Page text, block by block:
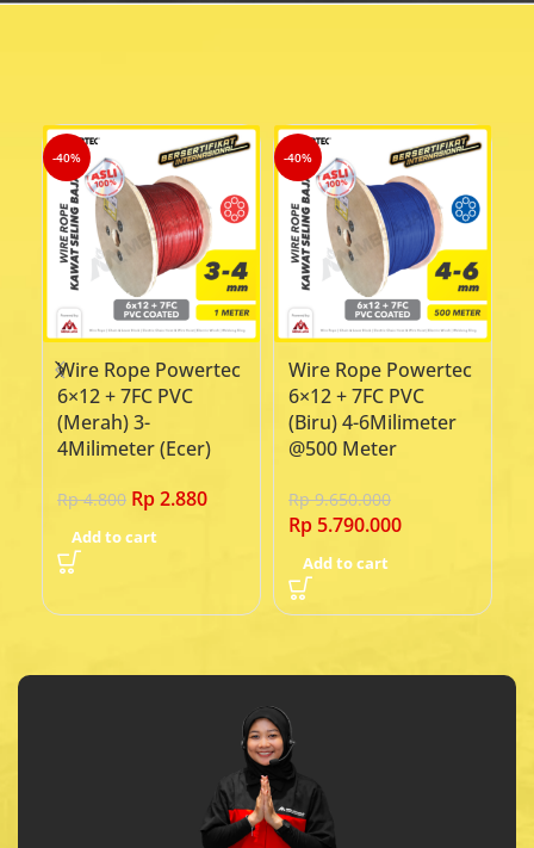
-40%
Wire Rope Powertec
6×12 + 7FC PVC
(Merah) 3-
4Milimeter (Ecer)
Rp4.800 Rp2.880
Add to cart
-40%
Wire Rope Powertec
6×12 + 7FC PVC
(Biru) 4-6Milimeter
@500 Meter
Rp9.650.000
Rp 5.790.000
Add to cart